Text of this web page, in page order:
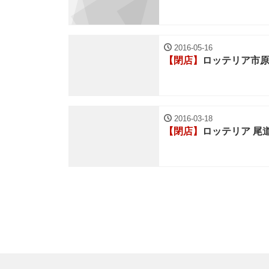
2016-05-16
【閉店】 ロッテリア市
2016-03-18
【閉店】 ロッテリア 尾